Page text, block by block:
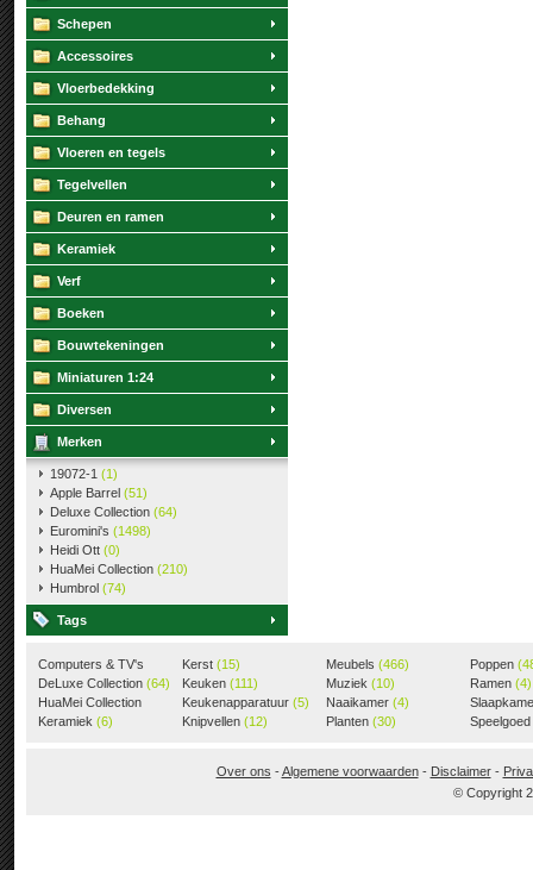
Schepen
Accessoires
Vloerbedekking
Behang
Vloeren en tegels
Tegelvellen
Deuren en ramen
Keramiek
Verf
Boeken
Bouwtekeningen
Miniaturen 1:24
Diversen
Merken
19072-1 (1)
Apple Barrel (51)
Deluxe Collection (64)
Euromini's (1498)
Heidi Ott (0)
HuaMei Collection (210)
Humbrol (74)
Tags
Computers & TV's
(18)
DeLuxe Collection (64)
HuaMei Collection
(205)
Keramiek (6)
Kerst (15)
Keuken (111)
Keukenapparatuur (5)
Knipvellen (12)
Meubels (466)
Muziek (10)
Naaikamer (4)
Planten (30)
Poppen
Ramen (4)
Speelgoed
Over ons -Algemene voorwaarden- Disclaimer-
© Copyright